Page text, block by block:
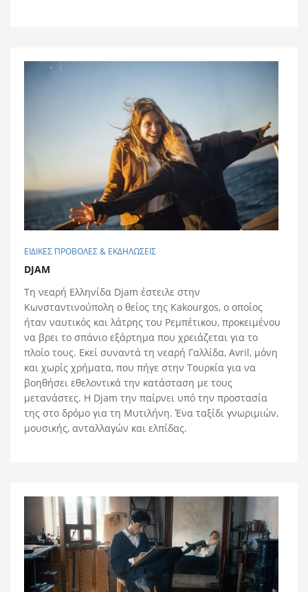
ΕΙΔΙΚΕΣ ΠΡΟΒΟΛΕΣ & ΕΚΔΗΛΩΣΕΙΣ
DJAM
Τη νεαρή Ελληνίδα Djam έστειλε στην
Κωνσταντινούπολη ο θείος της Kakourgos, ο οποίος
ήταν ναυτικός και λάτρης του Ρεμπέτικου, προκειμένου
να βρει το σπάνιο εξάρτημα που χρειάζεται για το
πλοίο τους. Εκεί συναντά τη νεαρή Γαλλίδα, Avril, μόνη
και χωρίς χρήματα, που πήγε στην Τουρκία για να
βοηθήσει εθελοντικά την κατάσταση με τους
μετανάστες. H Djam την παίρνει υπό την προστασία
της στο δρόμο για τη Μυτιλήνη. Ένα ταξίδι γνωριμιών,
μουσικής, ανταλλαγών και ελπίδας.